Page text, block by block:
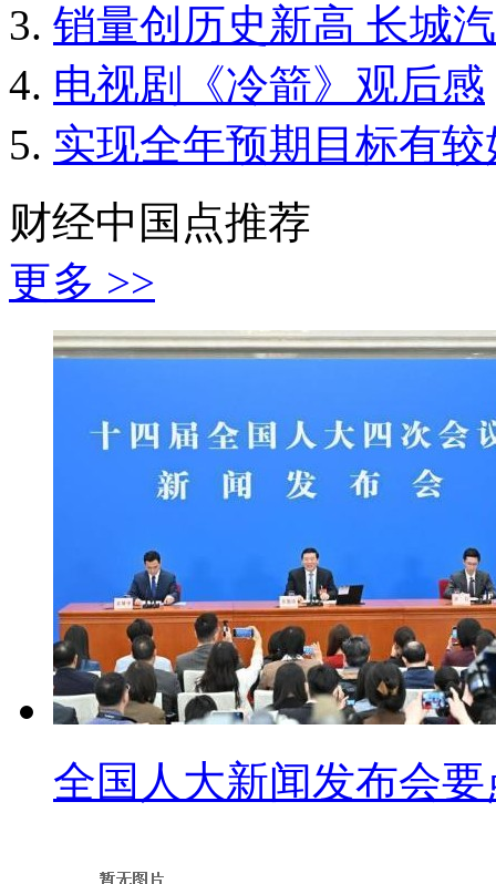
销量创历史新高 长城
电视剧《冷箭》观后感
实现全年预期目标有
财经中国点推荐
更多 >>
全国人大新闻发布会